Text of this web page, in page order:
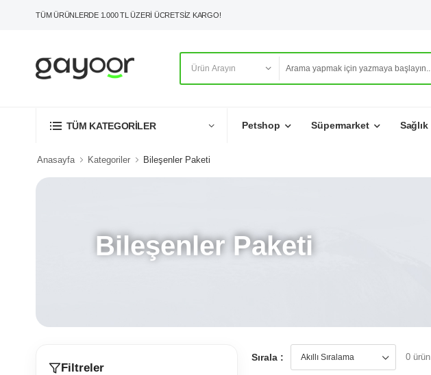
TÜM ÜRÜNLERDE 1.000 TL ÜZERİ ÜCRETSİZ KARGO!
TÜM KATEGORİLER Petshop Süpermarket Sağlık
Anasayfa Kategoriler Bileşenler Paketi
Bileşenler Paketi
Filtreler
Sırala : 0 ürün